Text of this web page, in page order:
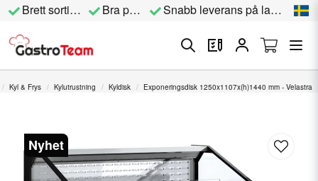
Brett sortiment Bra priser Snabb leverans på lagervara
Kyl & Frys Kylutrustning Kyldisk Exponeringsdisk 1250x1107x(h)1440 mm - Velastra
Nyhet